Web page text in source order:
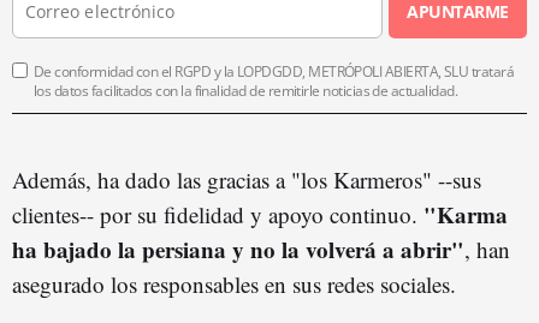
APUNTARME
De conformidad con el RGPD y la LOPDGDD, METRÓPOLI ABIERTA, SLU tratará
los datos facilitados con la finalidad de remitirle noticias de actualidad.
Además, ha dado las gracias a "los Karmeros" --sus
clientes-- por su fidelidad y apoyo continuo. "Karma
ha bajado la persiana y no la volverá a abrir", han
asegurado los responsables en sus redes sociales.